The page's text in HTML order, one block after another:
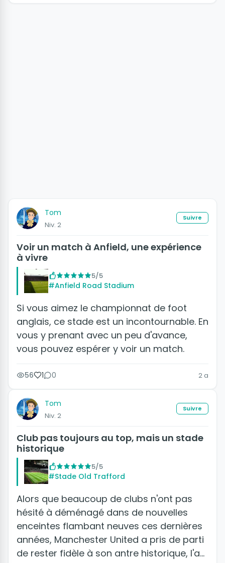
Tom
Niv. 2
Suivre
Voir un match à Anfield, une expérience
à vivre
5/5
#Anfield Road Stadium
Si vous aimez le championnat de foot
anglais, ce stade est un incontournable. En
vous y prenant avec un peu d'avance,
vous pouvez espérer y voir un match.
56 1 0 2 a
Tom
Niv. 2
Suivre
Club pas toujours au top, mais un stade
historique
5/5
#Stade Old Trafford
Alors que beaucoup de clubs n'ont pas
hésité à déménagé dans de nouvelles
enceintes flambant neuves ces dernières
années, Manchester United a pris de parti
de rester fidèle à son antre historique, l'a…